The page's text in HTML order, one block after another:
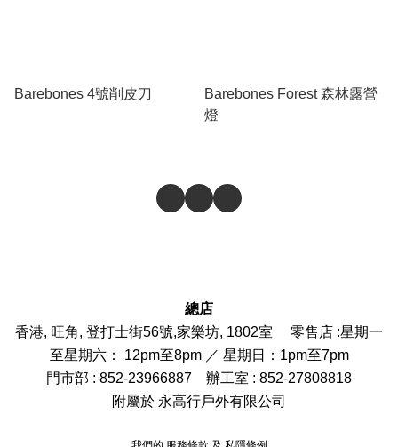
Barebones 4號削皮刀
Barebones Forest 森林露營
燈
總店
香港, 旺角, 登打士街56號,家樂坊, 1802室 零售店 :星期一
至星期六： 12pm至8pm ／ 星期日：1pm至7pm
門市部 : 852-23966887 辦工室 : 852-27808818
附屬於 永高行戶外有限公司